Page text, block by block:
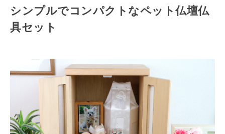
シンプルでコンパクトなペット仏壇仏
具セット